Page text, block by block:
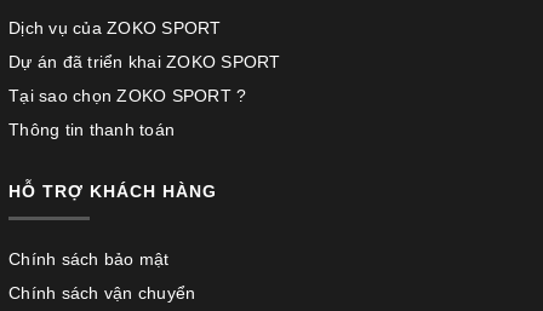
Dịch vụ của ZOKO SPORT
Dự án đã triển khai ZOKO SPORT
Tại sao chọn ZOKO SPORT ?
Thông tin thanh toán
HỖ TRỢ KHÁCH HÀNG
Chính sách bảo mật
Chính sách vận chuyển